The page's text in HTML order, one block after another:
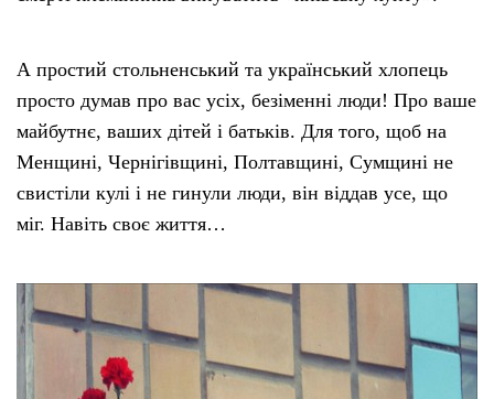
А простий стольненський та український хлопець
просто думав про вас усіх, безіменні люди! Про ваше
майбутнє, ваших дітей і батьків. Для того, щоб на
Менщині, Чернігівщині, Полтавщині, Сумщині не
свистіли кулі і не гинули люди, він віддав усе, що
міг. Навіть своє життя…